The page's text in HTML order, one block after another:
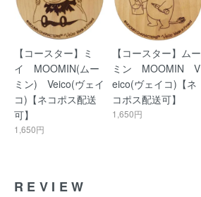
【コースター】ミ
イ MOOMIN(ムー
ミン) Veico(ヴェイ
コ)【ネコポス配送
可】
1,650円
【コースター】ムー
ミン MOOMIN V
eico(ヴェイコ)【ネ
コポス配送可】
1,650円
REVIEW